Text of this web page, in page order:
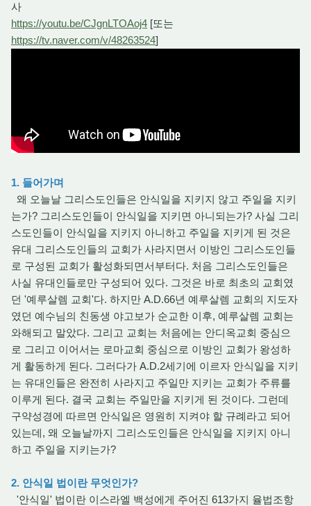
사
https://youtu.be/CJgnLTOAoj4 [또는
https://tv.naver.com/v/48263524]
1. 들어가며
왜 오늘날 그리스도인들은 안식일을 지키지 않고 주일을 지키
는가? 그리스도인들이 안식일을 지키면 아니되는가? 사실 그리
스도인들이 안식일을 지키지 아니하고 주일을 지키게 된 것은
유대 그리스도인들의 교회가 사라지면서 이방인 그리스도인들
로 구성된 교회가 활성화되면서부터다. 처음 그리스도인들은
사실 유대인들로만 구성되어 있다. 그것은 바로 최초의 교회였
던 '예루살렘 교회'다. 하지만 A.D.66년 예루살렘 교회의 지도자
였던 예수님의 친동생 야고보가 순교한 이후, 예루살렘 교회는
와해되고 말았다. 그리고 교회는 처음에는 안디옥교회 중심으
로 그리고 이어서는 로마교회 중심으로 이방인 교회가 왕성하
게 활동하게 된다. 그러다가 A.D.2세기에 이르자 안식일을 지키
는 유대인들은 완전히 사라지고 주일만 지키는 교회가 주류를
이루게 된다. 결국 교회는 주일만을 지키게 된 것이다. 그런데
구약성경에 따르면 안식일은 영원히 지켜야 할 규례라고 되어
있는데, 왜 오늘날까지 그리스도인들은 안식일을 지키지 아니
하고 주일을 지키는가?
2. 안식일 법이란 무엇인가?
'안식일' 법이란 이스라엘 백성에게 주어진 613가지 율법조항